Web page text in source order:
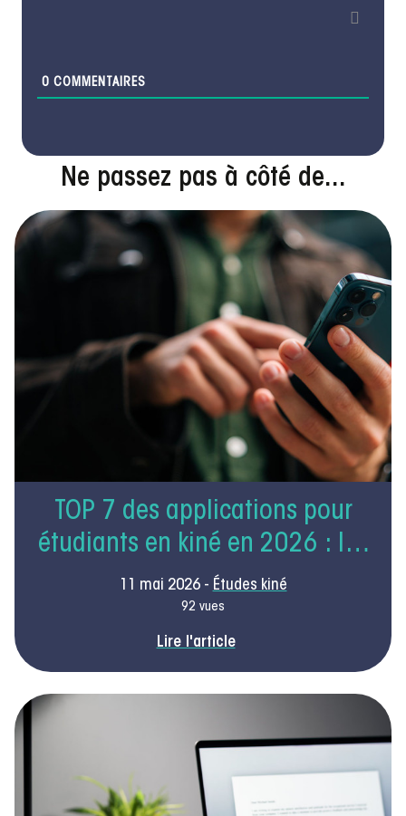
0 COMMENTAIRES
Ne passez pas à côté de...
TOP 7 des applications pour
étudiants en kiné en 2026 : les
outils qui font vraiment la
différence
11 mai 2026 - Études kiné
92 vues
Lire l'article